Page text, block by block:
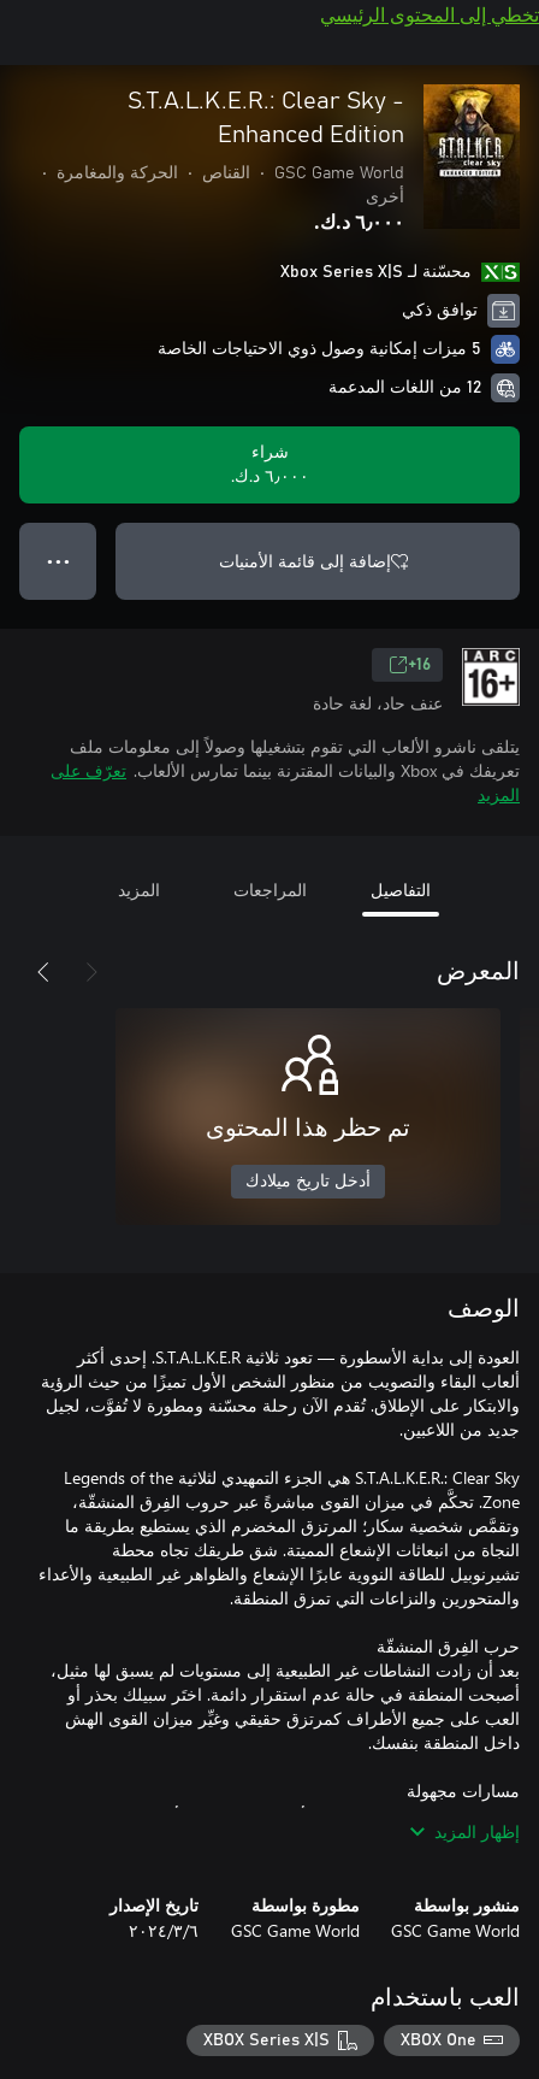
تخطي إلى المحتوى الرئيسي
S.T.A.L.K.E.R.: Clear Sky -
Enhanced Edition
GSC Game World
• القناص • الحركة والمغامرة
•
أخرى
٦٫٠٠٠ د.ك.‏
محسّنة لـ Xbox Series X|S
توافق ذكي
5 ميزات إمكانية وصول ذوي الاحتياجات الخاصة
12 من اللغات المدعمة
شراء
٦٫٠٠٠ د.ك.‏
إضافة إلى قائمة الأمنيات ● ● ●
16+
عنف حاد، لغة حادة
يتلقى ناشرو الألعاب التي تقوم بتشغيلها وصولاً إلى معلومات ملف
تعريفك في Xbox والبيانات المقترنة بينما تمارس الألعاب.
تعرّف على
المزيد
التفاصيل المراجعات المزيد
المعرض
تم حظر هذا المحتوى
أدخل تاريخ ميلادك
الوصف
العودة إلى بداية الأسطورة — تعود ثلاثية S.T.A.L.K.E.R. إحدى أكثر
ألعاب البقاء والتصويب من منظور الشخص الأول تميزًا من حيث الرؤية
والابتكار على الإطلاق. تُقدم الآن رحلة محسّنة ومطورة لا تُفوَّت، لجيل
S.T.A.L.K.E.R.: Clear Sky هي الجزء التمهيدي لثلاثية Legends of the
Zone. تحكَّم في ميزان القوى مباشرةً عبر حروب الفِرق المنشقّة،
وتقمَّص شخصية سكار؛ المرتزق المخضرم الذي يستطيع بطريقة ما
النجاة من انبعاثات الإشعاع المميتة. شق طريقك تجاه محطة
تشيرنوبيل للطاقة النووية عابرًا الإشعاع والظواهر غير الطبيعية والأعداء
بعد أن زادت النشاطات غير الطبيعية إلى مستويات لم يسبق لها مثيل،
أصبحت المنطقة في حالة عدم استقرار دائمة. اختَر سبيلك بحذر أو
العب على جميع الأطراف كمرتزق حقيقي وغيِّر ميزان القوى الهش
انطلق نحو المجهول واكتشف الأراضي الضائعة والأسرار المخفية في
المستنقعات ومدينة ليمانسك والغابة الحمراء. استخدم ترسانتك من
Chornobyl. عايش الأحداث المفصلية التي تمهد للمستقبل، التقِ
صيد موفق أيها المطارد!
إظهار المزيد
منشور بواسطة
GSC Game World
مطورة بواسطة
GSC Game World
تاريخ الإصدار
٦‏/٣‏/٢٠٢٤
العب باستخدام
XBOX One
XBOX Series X|S